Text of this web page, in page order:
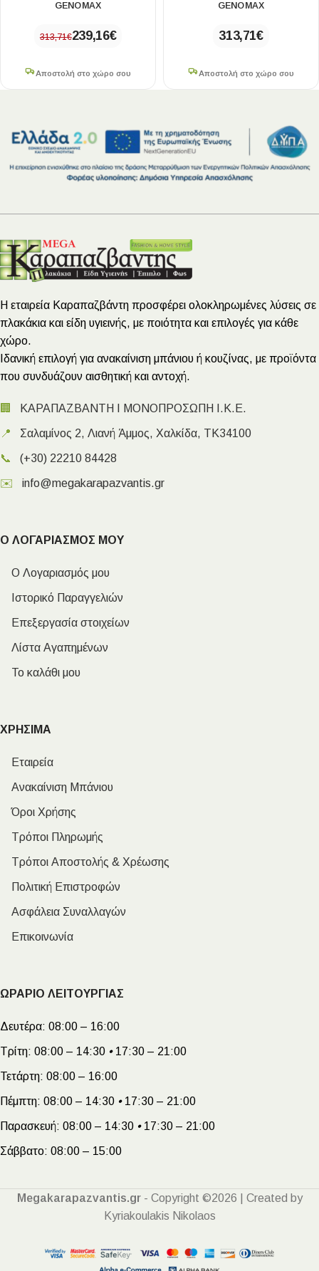
GENOMAX
313,71€239,16€
Αποστολή στο χώρο σου
GENOMAX
313,71€
Αποστολή στο χώρο σου
Η εταιρεία Καραπαζβάντη προσφέρει ολοκληρωμένες λύσεις σε
πλακάκια και είδη υγιεινής, με ποιότητα και επιλογές για κάθε
χώρο.
Ιδανική επιλογή για ανακαίνιση μπάνιου ή κουζίνας, με προϊόντα
που συνδυάζουν αισθητική και αντοχή.
🏢 ΚΑΡΑΠΑΖΒΑΝΤΗ Ι ΜΟΝΟΠΡΟΣΩΠΗ Ι.Κ.Ε.
📍 Σαλαμίνος 2, Λιανή Άμμος, Χαλκίδα, ΤΚ34100
📞 (+30) 22210 84428
✉️ info@megakarapazvantis.gr
Ο ΛΟΓΑΡΙΑΣΜΟΣ ΜΟΥ
Ο Λογαριασμός μου
Ιστορικό Παραγγελιών
Επεξεργασία στοιχείων
Λίστα Αγαπημένων
Το καλάθι μου
ΧΡΗΣΙΜΑ
Εταιρεία
Ανακαίνιση Μπάνιου
Όροι Χρήσης
Τρόποι Πληρωμής
Τρόποι Αποστολής & Χρέωσης
Πολιτική Επιστροφών
Ασφάλεια Συναλλαγών
Επικοινωνία
ΩΡΑΡΙΟ ΛΕΙΤΟΥΡΓΙΑΣ
Δευτέρα: 08:00 – 16:00
Τρίτη: 08:00 – 14:30 •17:30 – 21:00
Τετάρτη: 08:00 – 16:00
Πέμπτη: 08:00 – 14:30 •17:30 – 21:00
Παρασκευή: 08:00 – 14:30 •17:30 – 21:00
Σάββατο: 08:00 – 15:00
Megakarapazvantis.gr- Copyright ©2026 | Created by
Kyriakoulakis Nikolaos